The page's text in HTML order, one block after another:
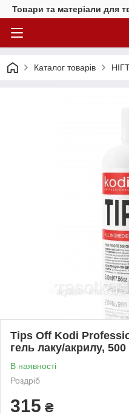
Товари та матеріали для
Каталог товарiв
Tips Off Kodi
гель лаку/акрилу,
В наявності
Роздріб
315 ₴